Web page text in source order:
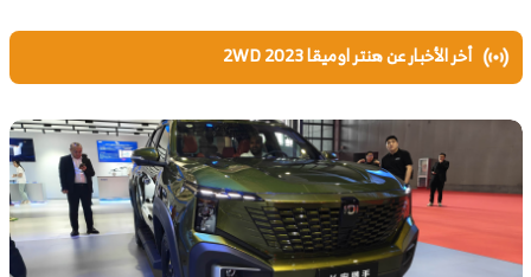
أخر الأخبار عن هنتر اوميقا 2WD 2023